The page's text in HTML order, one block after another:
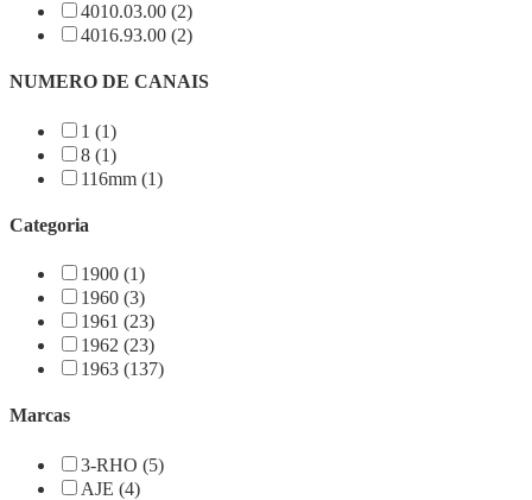
4010.03.00 (2)
4016.93.00 (2)
NUMERO DE CANAIS
1 (1)
8 (1)
116mm (1)
Categoria
1900 (1)
1960 (3)
1961 (23)
1962 (23)
1963 (137)
Marcas
3-RHO (5)
AJE (4)